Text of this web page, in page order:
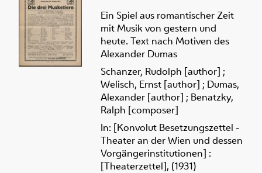
Ein Spiel aus romantischer Zeit
mit Musik von gestern und
heute. Text nach Motiven des
Alexander Dumas
Schanzer, Rudolph [author] ;
Welisch, Ernst [author] ; Dumas,
Alexander [author] ; Benatzky,
Ralph [composer]
In: [Konvolut Besetzungszettel -
Theater an der Wien und dessen
Vorgängerinstitutionen] :
[Theaterzettel], (1931)